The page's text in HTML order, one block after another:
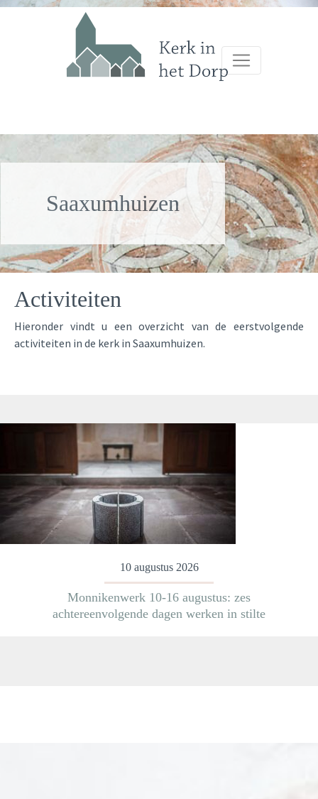
Saaxumhuizen
Activiteiten
Hieronder vindt u een overzicht van de eerstvolgende
activiteiten in de kerk in Saaxumhuizen.
10 augustus 2026
Monnikenwerk 10-16 augustus: zes
achtereenvolgende dagen werken in stilte